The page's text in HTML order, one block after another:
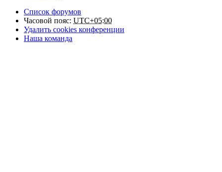
Список форумов
Часовой пояс: UTC+05:00
Удалить cookies конференции
Наша команда